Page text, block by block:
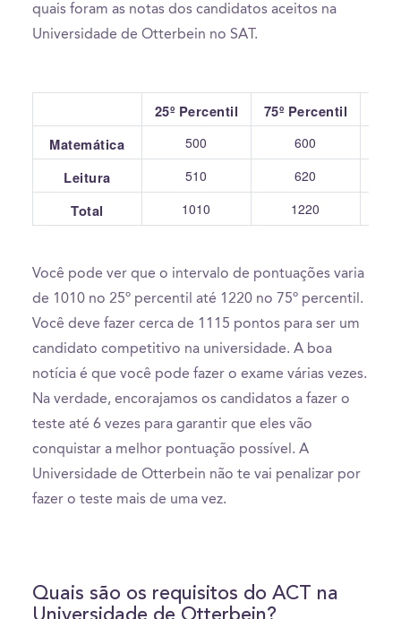
quais foram as notas dos candidatos aceitos na
Universidade de Otterbein no SAT.
25º Percentil 75º Percentil
Matemática
500 600
Leitura 510 620
Total 1010 1220
Você pode ver que o intervalo de pontuações varia
de 1010 no 25º percentil até 1220 no 75º percentil.
Você deve fazer cerca de 1115 pontos para ser um
candidato competitivo na universidade. A boa
notícia é que você pode fazer o exame várias vezes.
Na verdade, encorajamos os candidatos a fazer o
teste até 6 vezes para garantir que eles vão
conquistar a melhor pontuação possível. A
Universidade de Otterbein não te vai penalizar por
fazer o teste mais de uma vez.
Quais são os requisitos do ACT na